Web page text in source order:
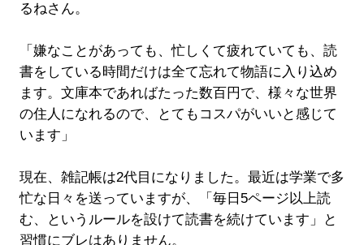
るねさん。
「嫌なことがあっても、忙しくて疲れていても、読
書をしている時間だけは全て忘れて物語に入り込め
ます。文庫本であればたった数百円で、様々な世界
の住人になれるので、とてもコスパがいいと感じて
います」
現在、雑記帳は2代目になりました。最近は学業で多
忙な日々を送っていますが、「毎日5ページ以上読
む、というルールを設けて読書を続けています」と
習慣にブレはありません。